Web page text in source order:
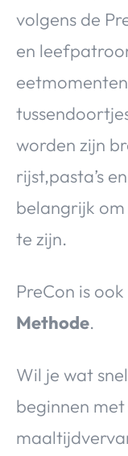
volgens de
en
worden zijn
rijst,pasta’s
belangrijk
te zijn.
PreCon is
Methode.
Wil je wat
beginnen